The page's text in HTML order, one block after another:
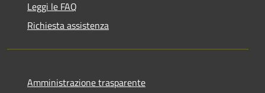
Leggi le FAQ
Richiesta assistenza
Amministrazione trasparente